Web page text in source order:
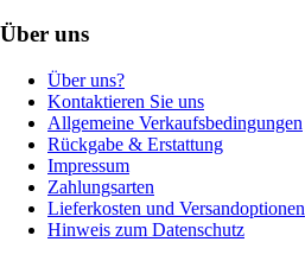
Über uns
Über uns?
Kontaktieren Sie uns
Allgemeine Verkaufsbedingungen
Rückgabe & Erstattung
Impressum
Zahlungsarten
Lieferkosten und Versandoptionen
Hinweis zum Datenschutz